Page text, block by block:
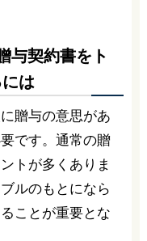
与契約書をト
は
贈与の意思があ
です。通常の贈
トが多くありま
ルのもとになら
ことが重要とな